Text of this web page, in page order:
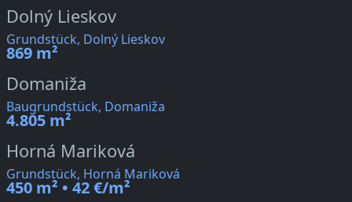
Dolný Lieskov
Grundstück, Dolný Lieskov
869 m²
Domaniža
Baugrundstück, Domaniža
4.805 m²
Horná Mariková
Grundstück, Horná Mariková
450 m² • 42 €/m²